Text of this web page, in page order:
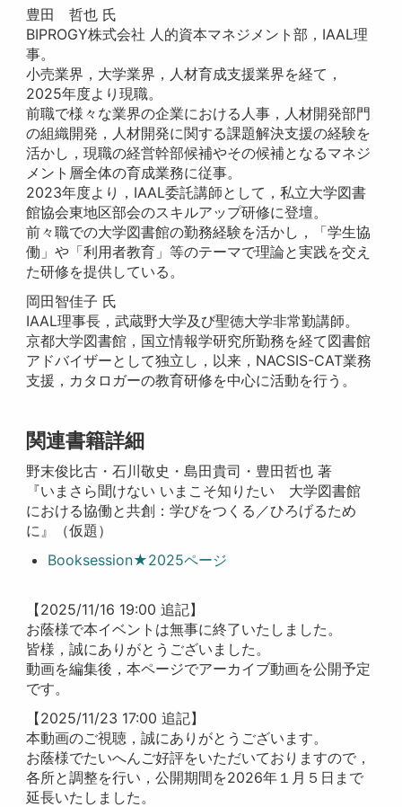
豊田 哲也 氏
BIPROGY株式会社 人的資本マネジメント部，IAAL理
事。
小売業界，大学業界，人材育成支援業界を経て，
2025年度より現職。
前職で様々な業界の企業における人事，人材開発部門
の組織開発，人材開発に関する課題解決支援の経験を
活かし，現職の経営幹部候補やその候補となるマネジ
メント層全体の育成業務に従事。
2023年度より，IAAL委託講師として，私立大学図書
館協会東地区部会のスキルアップ研修に登壇。
前々職での大学図書館の勤務経験を活かし，「学生協
働」や「利用者教育」等のテーマで理論と実践を交え
た研修を提供している。
岡田智佳子 氏
IAAL理事長，武蔵野大学及び聖徳大学非常勤講師。
京都大学図書館，国立情報学研究所勤務を経て図書館
アドバイザーとして独立し，以来，NACSIS-CAT業務
支援，カタロガーの教育研修を中心に活動を行う。
関連書籍詳細
野末俊比古・石川敬史・島田貴司・豊田哲也 著
『いまさら聞けない いまこそ知りたい 大学図書館
における協働と共創：学びをつくる／ひろげるため
に』（仮題）
Booksession★2025ページ
【2025/11/16 19:00 追記】
お蔭様で本イベントは無事に終了いたしました。
皆様，誠にありがとうございました。
動画を編集後，本ページでアーカイブ動画を公開予定
です。
【2025/11/23 17:00 追記】
本動画のご視聴，誠にありがとうございます。
お蔭様でたいへんご好評をいただいておりますので，
各所と調整を行い，公開期間を2026年１月５日まで
延長いたしました。